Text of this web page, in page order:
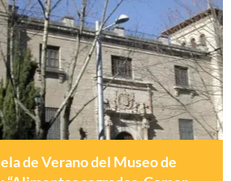
de Verano del Museo de